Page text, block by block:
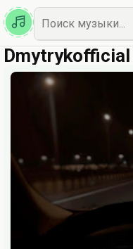
Казахская
Наш Топ